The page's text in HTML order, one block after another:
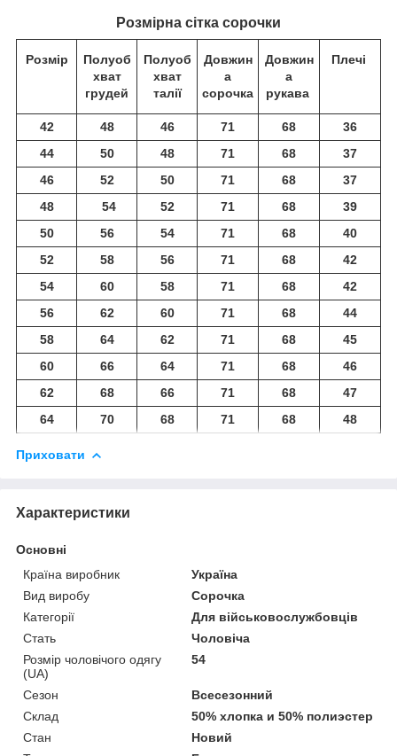
Розмірна сітка сорочки
Розмір
Полуоб
хват
грудей
Полуоб
хват
талії
Довжин
а
сорочка
Довжин
а
рукава
Плечі
42 48 46 71 68
36
44
50 48 71 68
37
46
52 50 71 68
37
48
54 52 71 68
39
50
56 54 71 68
40
52
58 56 71 68
42
54
60 58 71 68
42
56
62 60 71 68
44
58
64 62 71 68
45
60
66 64 71 68
46
62
68 66 71 68
47
64
70 68 71 68 48
Приховати
Характеристики
Основні
Країна виробник
Україна
Вид виробу
Сорочка
Категорії
Для військовослужбовців
Стать
Чоловіча
Розмір чоловічого одягу
(UA)
54
Сезон
Всесезонний
Склад
50% хлопка и 50% полиэстер
Стан
Новий